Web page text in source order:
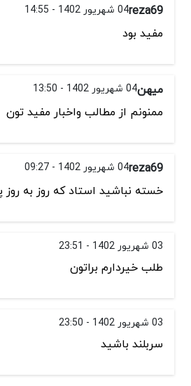
reza6904 شهریور 1402 - 14:55
مفید بود
میهن04 شهریور 1402 - 13:50
ممنونم از مطالب واخبار مفید تون
reza6904 شهریور 1402 - 09:27
خسته نباشید استاد که روز به
03 شهریور 1402 - 23:51
طلب خیردارم براتون
03 شهریور 1402 - 23:50
سربلند باشید